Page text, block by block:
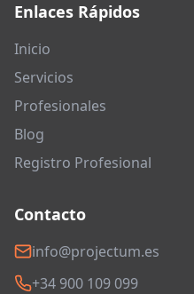
Enlaces Rápidos
Inicio
Servicios
Profesionales
Blog
Registro Profesional
Contacto
info@projectum.es
+34 900 109 099